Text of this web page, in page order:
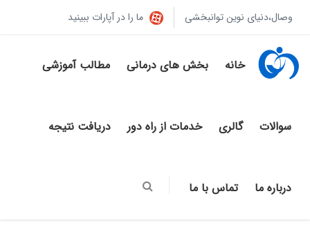
وصال،دنیای نوین توانبخشی ما را در آپارات ببینید
خانه بخش های درمانی مطالب آموزشی
سوالات گالری خدمات از راه دور دریافت نتیجه
درباره ما تماس با ما